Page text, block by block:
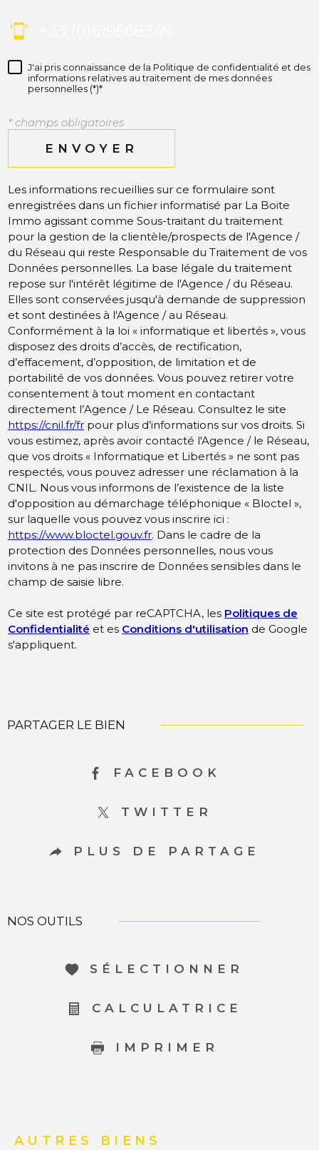
J'ai pris connaissance de la Politique de confidentialité et des
informations relatives au traitement de mes données
personnelles (*)*
* champs obligatoires
ENVOYER
Les informations recueillies sur ce formulaire sont
enregistrées dans un fichier informatisé par La Boite
Immo agissant comme Sous-traitant du traitement
pour la gestion de la clientèle/prospects de l'Agence /
du Réseau qui reste Responsable du Traitement de vos
Données personnelles. La base légale du traitement
repose sur l'intérêt légitime de l'Agence / du Réseau.
Elles sont conservées jusqu'à demande de suppression
et sont destinées à l'Agence / au Réseau.
Conformément à la loi « informatique et libertés », vous
disposez des droits d’accès, de rectification,
d’effacement, d’opposition, de limitation et de
portabilité de vos données. Vous pouvez retirer votre
consentement à tout moment en contactant
directement l’Agence / Le Réseau. Consultez le site
https://cnil.fr/fr pour plus d’informations sur vos droits. Si
vous estimez, après avoir contacté l'Agence / le Réseau,
que vos droits « Informatique et Libertés » ne sont pas
respectés, vous pouvez adresser une réclamation à la
CNIL. Nous vous informons de l’existence de la liste
d'opposition au démarchage téléphonique « Bloctel »,
sur laquelle vous pouvez vous inscrire ici :
https://www.bloctel.gouv.fr. Dans le cadre de la
protection des Données personnelles, nous vous
invitons à ne pas inscrire de Données sensibles dans le
champ de saisie libre.
Ce site est protégé par reCAPTCHA, les Politiques de
Confidentialité et es Conditions d'utilisation de Google
s'appliquent.
PARTAGER LE BIEN
FACEBOOK
TWITTER
PLUS DE PARTAGE
NOS OUTILS
SÉLECTIONNER
CALCULATRICE
IMPRIMER
AUTRES BIENS